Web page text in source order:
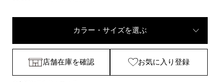
カラー・サイズを選ぶ
店舗在庫を確認 お気に入り登録